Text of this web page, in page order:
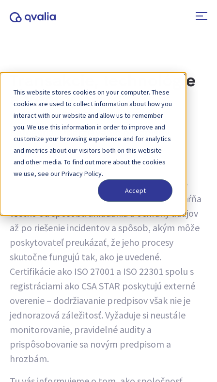
This website stores cookies on your computer. These
cookies are used to collect information about how you
interact with our website and allow us to remember
you. We use this information in order to improve and
customize your browsing experience and for analytics
and metrics about our visitors both on this website
and other media. To find out more about the cookies
we use, see our Privacy Policy.
Accept
Transakcie, technológie
a trendy
Kategória: Dodržiavanie predpisov
Dodržiavanie predpisov v kontexte cloudu
znamená splnenie bezpečnostných,
súkromných a prevádzkových noriem, ktoré
očakávajú zákazníci a regulačné orgány. Zahŕňa
všetko od spôsobu ukladania a ochrany údajov
až po riešenie incidentov a spôsob, akým môže
poskytovateľ preukázať, že jeho procesy
skutočne fungujú tak, ako je uvedené.
Certifikácie ako ISO 27001 a ISO 22301 spolu s
registráciami ako CSA STAR poskytujú externé
overenie – dodržiavanie predpisov však nie je
jednorazová záležitosť. Vyžaduje si neustále
monitorovanie, pravidelné audity a
prispôsobovanie sa novým predpisom a
hrozbám.